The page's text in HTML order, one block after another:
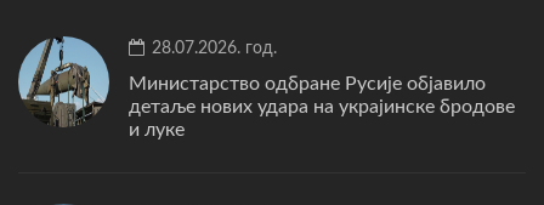
28.07.2026. год.
Министарство одбране Русије објавило
детаље нових удара на украјинске бродове
и луке